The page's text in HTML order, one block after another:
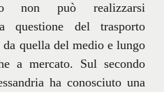
non può realizzarsi
questione del trasporto
quella del medio e lungo
a mercato. Sul secondo
ha conosciuto una